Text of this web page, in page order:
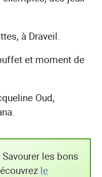
à Draveil.
et moment de
Oud,
Savourer les bons
le